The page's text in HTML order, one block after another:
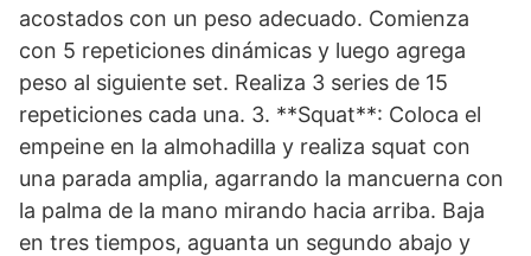
acostados con un peso adecuado. Comienza
con 5 repeticiones dinámicas y luego agrega
peso al siguiente set. Realiza 3 series de 15
repeticiones cada una. 3. **Squat**: Coloca el
empeine en la almohadilla y realiza squat con
una parada amplia, agarrando la mancuerna con
la palma de la mano mirando hacia arriba. Baja
en tres tiempos, aguanta un segundo abajo y